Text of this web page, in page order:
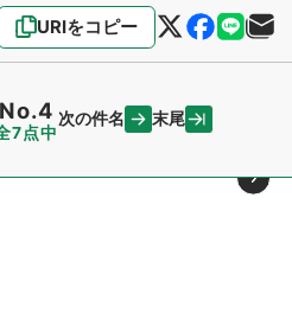
URIをコピー
No.4
7点中
次の件名 末尾